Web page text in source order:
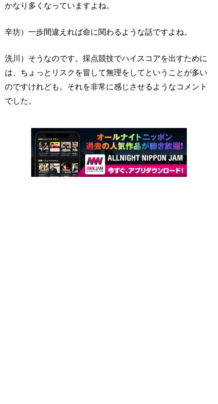
かなり多くなっていますよね。
辛坊）一歩間違えれば命に関わるような話ですよね。
洗川）そうなのです。採点競技でハイスコアを出すために
は、ちょっとリスクを冒して無理をしてということが多い
のですけれども。それを非常に感じさせるようなコメント
でした。